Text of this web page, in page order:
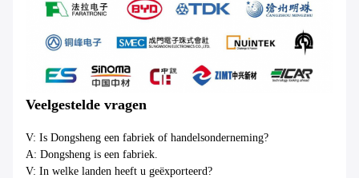
Veelgestelde vragen
V: Is Dongsheng een fabriek of handelsonderneming?
A: Dongsheng is een fabriek.
V: In welke landen heeft u geëxporteerd?